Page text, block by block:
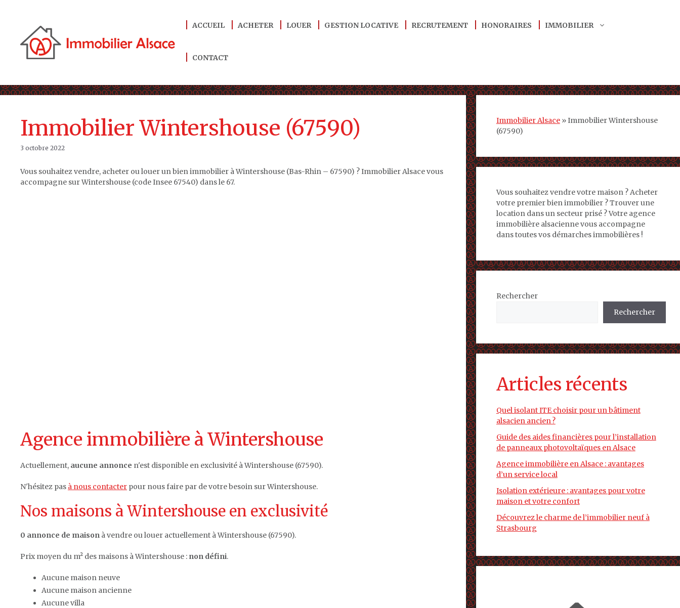
ACCUEIL ACHETER LOUER GESTION LOCATIVE RECRUTEMENT HONORAIRES IMMOBILIER
CONTACT
Immobilier Wintershouse (67590)
3 octobre 2022
Vous souhaitez vendre, acheter ou louer un bien immobilier à Wintershouse (Bas-Rhin – 67590) ? Immobilier Alsace vous
accompagne sur Wintershouse (code Insee 67540) dans le 67.
Agence immobilière à Wintershouse
Actuellement, aucune annonce n'est disponible en exclusivité à Wintershouse (67590).
N'hésitez pas à nous contacter pour nous faire par de votre besoin sur Wintershouse.
Nos maisons à Wintershouse en exclusivité
0 annonce de maison à vendre ou louer actuellement à Wintershouse (67590).
Prix moyen du m² des maisons à Wintershouse : non défini.
Aucune maison neuve
Aucune maison ancienne
Aucune villa
Immobilier Alsace»Immobilier Wintershouse
(67590)
Vous souhaitez vendre votre maison ? Acheter
votre premier bien immobilier ? Trouver une
location dans un secteur prisé ? Votre agence
immobilière alsacienne vous accompagne
dans toutes vos démarches immobilières !
Rechercher
Rechercher
Articles récents
Quel isolant ITE choisir pour un bâtiment
alsacien ancien ?
Guide des aides financières pour l’installation
de panneaux photovoltaïques en Alsace
Agence immobilière en Alsace : avantages
d’un service local
Isolation extérieure : avantages pour votre
maison et votre confort
Découvrez le charme de l’immobilier neuf à
Strasbourg